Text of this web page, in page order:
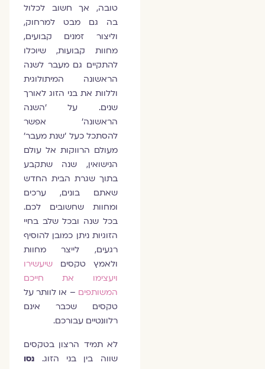
טובה, אך חשוב לכלול
בה גם מבט למרחוק,
וליצור זמנים קבועים,
מחוות קבועות, שיוכלו
להתקיים גם מעבר לשנה
הראשונה המיתולוגית
וללוות את בני הזוג לאורך
שנים. על 'השנה
הראשונה׳ אפשר
להסתכל כעל 'שנת מעבר'
מעולם הרווקות אל עולם
הנישואין, שנה שתקבע
בתוך שגרת הבית החדש
שאתם בונים, ערכים
ומחוות שחשובים לכם.
בכל שנה ובכל שלב בחיי
הזוגיות ניתן כמובן להוסיף
רגעים, לייצר מחוות
ולאמץ טקסים שיעשירו
ויעצימו את חייכם
המשותפים – או לוותר על
טקסים שכבר אינם
רלוונטיים עבורכם.
לא תמיד הרצון בטקסים
שווה בין בני הזוג. נסו